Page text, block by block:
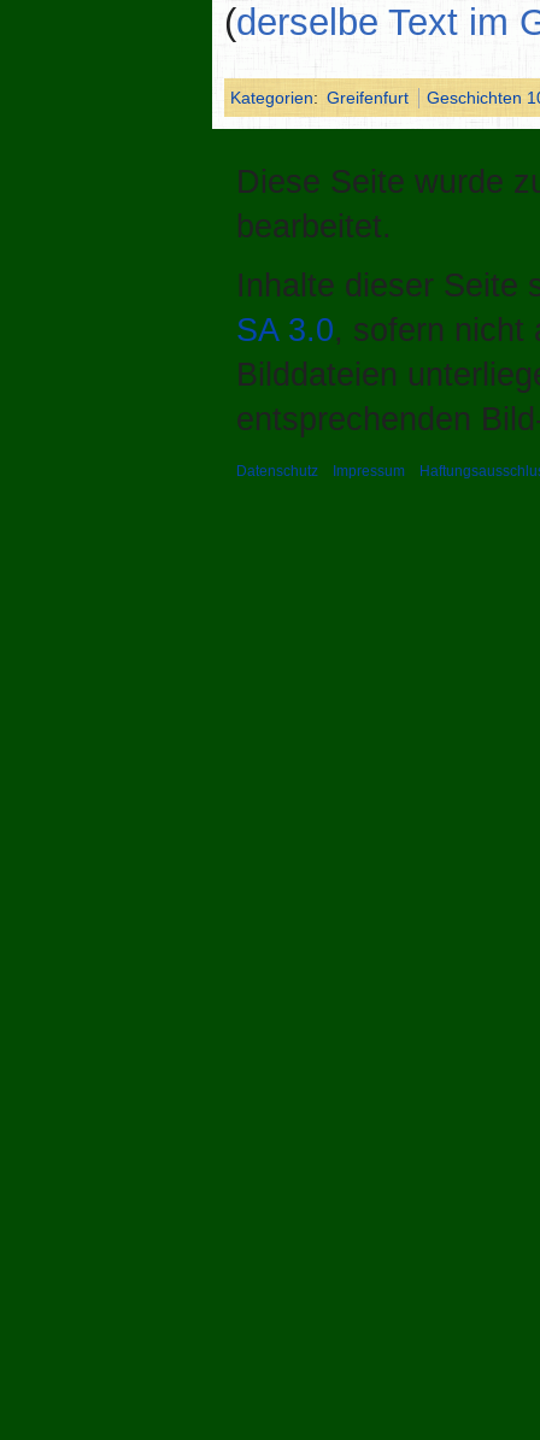
(derselbe Text im
Kategorien: Greifenfurt Geschichten
Diese Seite wurde
bearbeitet.
Inhalte dieser Seite
SA 3.0, sofern nicht
Bilddateien
entsprechenden
Datenschutz Impressum